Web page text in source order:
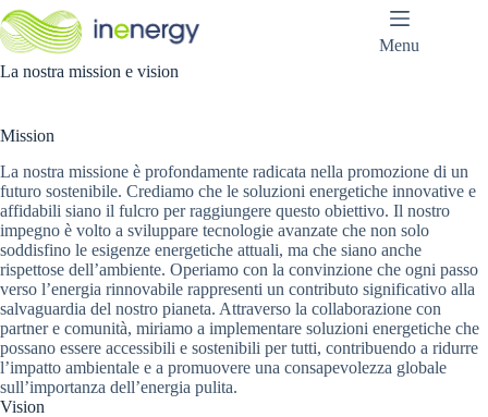
Salta
al
contenuto
Menu
La nostra mission e vision
Mission
La nostra missione è profondamente radicata nella promozione di un
futuro sostenibile. Crediamo che le soluzioni energetiche innovative e
affidabili siano il fulcro per raggiungere questo obiettivo. Il nostro
impegno è volto a sviluppare tecnologie avanzate che non solo
soddisfino le esigenze energetiche attuali, ma che siano anche
rispettose dell’ambiente. Operiamo con la convinzione che ogni passo
verso l’energia rinnovabile rappresenti un contributo significativo alla
salvaguardia del nostro pianeta. Attraverso la collaborazione con
partner e comunità, miriamo a implementare soluzioni energetiche che
possano essere accessibili e sostenibili per tutti, contribuendo a ridurre
l’impatto ambientale e a promuovere una consapevolezza globale
sull’importanza dell’energia pulita.
Vision